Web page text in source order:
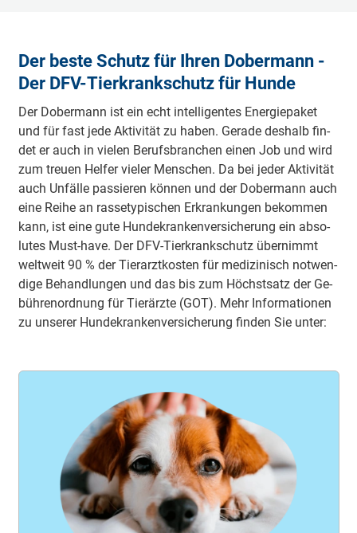
Der bes­te Schutz für Ih­ren Do­ber­mann -
Der DFV-Tier­krank­schutz für Hun­de
Der Do­ber­mann ist ein echt in­tel­li­gen­tes En­er­gie­pa­ket
und für fast je­de Ak­ti­vi­tät zu ha­ben. Ge­ra­de des­halb fin­
det er auch in vie­len Be­rufs­bran­chen ei­nen Job und wird
zum treu­en Hel­fer vie­ler Men­schen. Da bei je­der Ak­ti­vi­tät
auch Un­fäl­le pas­sie­ren kön­nen und der Do­ber­mann auch
ei­ne Rei­he an ras­se­ty­pi­schen Er­kran­kun­gen be­kom­men
kann, ist ei­ne gu­te Hun­de­kran­ken­ver­si­che­rung ein ab­so­
lu­tes Must-have. Der DFV-Tier­krank­schutz über­nimmt
welt­weit 90 % der Tier­arzt­kos­ten für me­di­zi­nisch not­wen­
di­ge Be­hand­lun­gen und das bis zum Höchst­satz der Ge­
büh­ren­ord­nung für Tier­ärz­te (GOT). Mehr In­for­ma­tio­nen
zu un­se­rer Hun­de­kran­ken­ver­si­che­rung fin­den Sie un­ter: